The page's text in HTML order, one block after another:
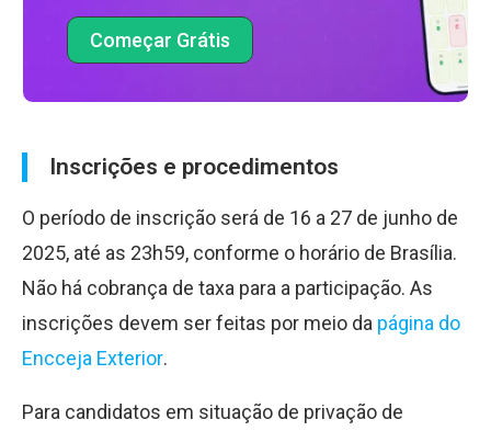
Começar Grátis
Inscrições e procedimentos
O período de inscrição será de 16 a 27 de junho de
2025, até as 23h59, conforme o horário de Brasília.
Não há cobrança de taxa para a participação. As
inscrições devem ser feitas por meio da página do
Encceja Exterior.
Para candidatos em situação de privação de